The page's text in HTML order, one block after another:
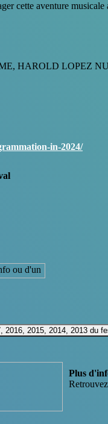
cette aventure musicale
HAROLD LOPEZ
in-2024/
2016, 2015, 2014, 2013 du
Plus